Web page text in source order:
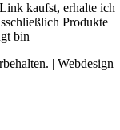
kaufst, erhalte ich
Produkte
bin
| Webdesign